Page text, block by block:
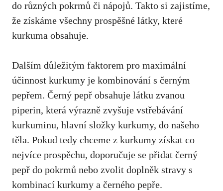
do různých pokrmů či nápojů. Takto si zajistíme,
že získáme všechny‌ prospěšné látky, které
‍kurkuma⁢ obsahuje.
Dalším důležitým faktorem pro maximální
účinnost kurkumy je kombinování⁢ s černým
pepřem.‌ Černý pepř⁢ obsahuje látku ⁣zvanou
piperin, která výrazně zvyšuje‍ vstřebávání
kurkuminu, ⁢hlavní složky​ kurkumy, do našeho
těla. Pokud tedy chceme z kurkumy získat co
nejvíce prospěchu,⁣ doporučuje⁤ se přidat černý
pepř do pokrmů nebo‍ zvolit doplněk stravy s
kombinací⁣ kurkumy a černého ⁢pepře.